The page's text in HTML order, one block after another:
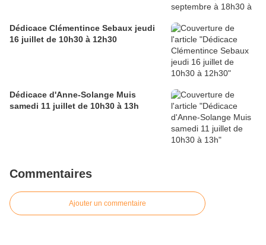
Dédicace Clémentince Sebaux jeudi
16 juillet de 10h30 à 12h30
Dédicace d'Anne-Solange Muis
samedi 11 juillet de 10h30 à 13h
Commentaires
Ajouter un commentaire